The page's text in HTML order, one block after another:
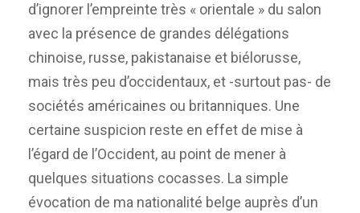
d’ignorer l’empreinte très « orientale » du salon
avec la présence de grandes délégations
chinoise, russe, pakistanaise et biélorusse,
mais très peu d’occidentaux, et -surtout pas- de
sociétés américaines ou britanniques. Une
certaine suspicion reste en effet de mise à
l’égard de l’Occident, au point de mener à
quelques situations cocasses. La simple
évocation de ma nationalité belge auprès d’un